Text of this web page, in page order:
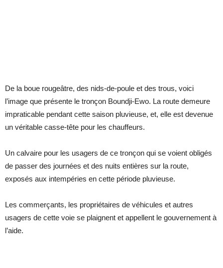
De la boue rougeâtre, des nids-de-poule et des trous, voici
l’image que présente le tronçon Boundji-Ewo. La route demeure
impraticable pendant cette saison pluvieuse, et, elle est devenue
un véritable casse-tête pour les chauffeurs.
Un calvaire pour les usagers de ce tronçon qui se voient obligés
de passer des journées et des nuits entières sur la route,
exposés aux intempéries en cette période pluvieuse.
Les commerçants, les propriétaires de véhicules et autres
usagers de cette voie se plaignent et appellent le gouvernement à
l’aide.